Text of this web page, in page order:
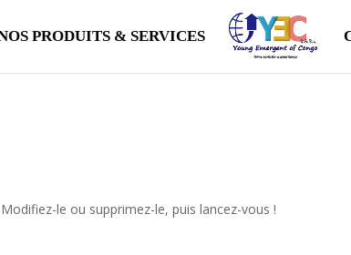
PRODUITS & SERVICES
le ou supprimez-le, puis lancez-vous !